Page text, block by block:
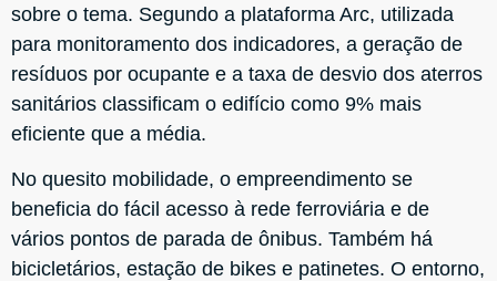
sobre o tema. Segundo a plataforma Arc, utilizada
para monitoramento dos indicadores, a geração de
resíduos por ocupante e a taxa de desvio dos aterros
sanitários classificam o edifício como 9% mais
eficiente que a média.
No quesito mobilidade, o empreendimento se
beneficia do fácil acesso à rede ferroviária e de
vários pontos de parada de ônibus. Também há
bicicletários, estação de bikes e patinetes. O entorno,